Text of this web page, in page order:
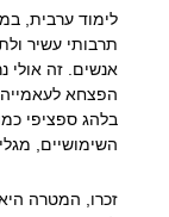
לימוד ערבית,
תרבותי עשיר
אנשים. זה אולי
הפצחא
בלהג ספציפי
השימושיים,
זכרו, המטרה